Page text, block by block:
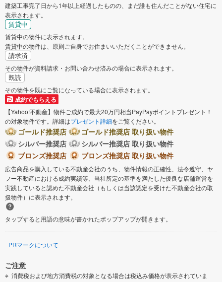
建築工事完了日から1年以上経過したものの、まだ誰も住んだことがない住宅に
表示されます。
賃貸中
賃貸中の物件に表示されます。
賃貸中の物件は、原則ご自身でお住まいいただくことができません。
請求済
その物件が資料請求・お問い合わせ済みの場合に表示されます。
既読
その物件を既にご覧になっている場合に表示されます。
成約でもらえる
【Yahoo!不動産】物件ご成約で最大20万円相当PayPayポイントプレゼント！
の対象物件です。詳細はプレゼント詳細をご覧ください。
ゴールド推奨店
ゴールド推奨店 取り扱い物件
シルバー推奨店
シルバー推奨店 取り扱い物件
ブロンズ推奨店
ブロンズ推奨店 取り扱い物件
広告商品を購入している不動産会社のうち、物件情報の正確性、法令遵守、ヤ
フー不動産における成約実績等、当社所定の基準を満たした優良な店舗運営を
実践していると認めた不動産会社（もしくは当該認定を受けた不動産会社の取
扱物件）に表示されます。
タップすると用語の意味が書かれたポップアップが開きます。
PRマークについて
ご注意
消費税および地方消費税の対象となる場合は税込み価格が表示されていま